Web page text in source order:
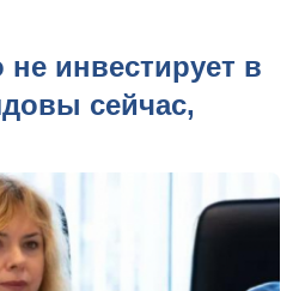
не инвестирует в
сейчас,